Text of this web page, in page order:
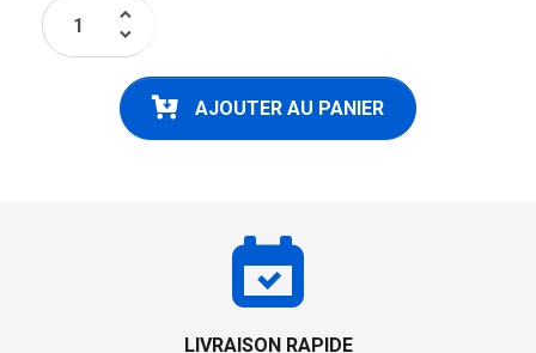
keyboard_arrow_up
keyboard_arrow_down
AJOUTER AU PANIER
LIVRAISON RAPIDE